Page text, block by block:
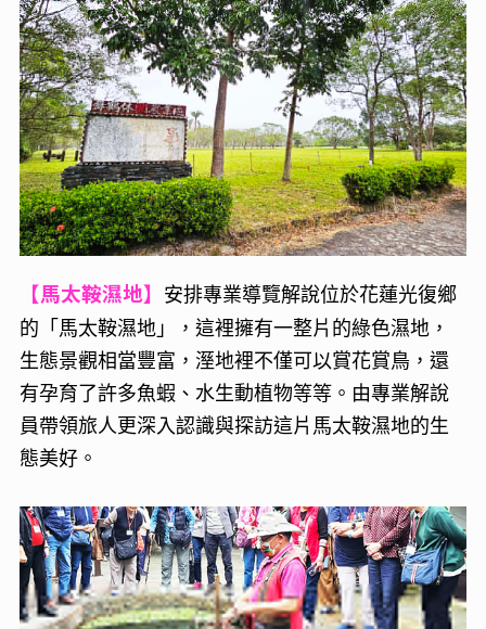
【馬太鞍濕地】 安排專業導覽解說位於花蓮光復鄉
的「馬太鞍濕地」，這裡擁有一整片的綠色濕地，
生態景觀相當豐富，溼地裡不僅可以賞花賞鳥，還
有孕育了許多魚蝦、水生動植物等等。由專業解說
員帶領旅人更深入認識與探訪這片馬太鞍濕地的生
態美好。